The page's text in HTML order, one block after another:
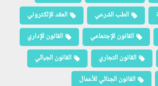
الطب الشرعي
العقد الإلكتروني
القانون الإجتماعي
القانون الإداري
القانون التجاري
القانون الجبائي
القانون الجنائي للأعمال